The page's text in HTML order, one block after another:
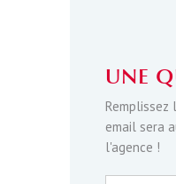
UNE
Remplissez
email sera
l'agence !